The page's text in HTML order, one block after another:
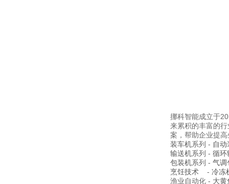
挪科智能成立于
来累积的丰富的
案，帮助企业提
装车机系列 - 自
输送机系列 - 循环
包装机系列 - 气调
烹饪技术 - 冷冻
渔业自动化 - 大黄